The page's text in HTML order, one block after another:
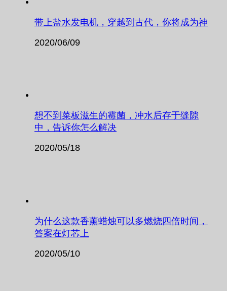
带上盐水发电机，穿越到古代，你将成为神
2020/06/09
想不到菜板滋生的霉菌，冲水后存于缝隙
中，告诉你怎么解决
2020/05/18
为什么这款香薰蜡烛可以多燃烧四倍时间，
答案在灯芯上
2020/05/10